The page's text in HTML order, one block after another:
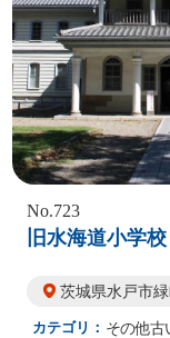
No.723
旧水海道小学校
茨城県水戸市
カテゴリ： その他古